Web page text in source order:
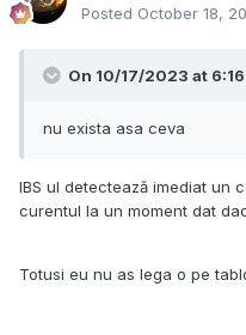
Posted October 18,
On 10/17/2023 at 6:16
nu exista asa ceva
IBS ul detectează imediat un
curentul la un moment dat
Totusi eu nu as lega o pe